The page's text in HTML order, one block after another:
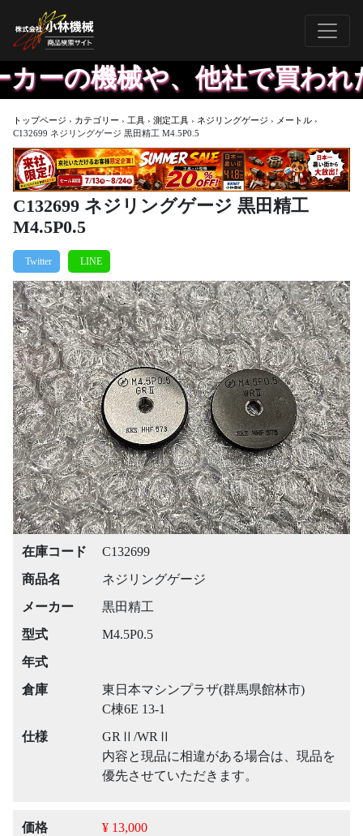
械や、他社で買われた機
トップページ › カテゴリー › 工具 › 測定工具 › ネジリングゲージ › メートル ›
C132699 ネジリングゲージ 黒田精工 M4.5P0.5
C132699 ネジリングゲージ 黒田精工
M4.5P0.5
Previous Next
在庫コード
C132699
商品名
ネジリングゲージ
メーカー
黒田精工
型式
M4.5P0.5
年式
倉庫
東日本マシンプラザ(群馬県館林市)
C棟6E 13-1
仕様
GRⅡ/WRⅡ
内容と現品に相違がある場合は、現品を
優先させていただきます。
価格 ¥ 13,000